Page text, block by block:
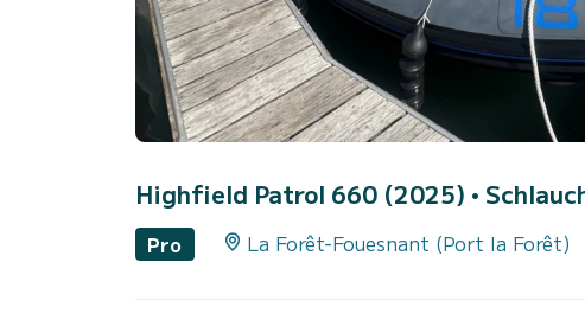
Highfield Patrol 660 (2025) •
Pro La Forêt-Fouesnant (Port la Forêt)